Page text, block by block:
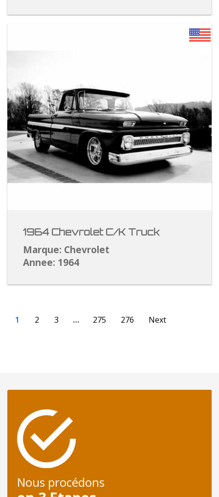
1964 Chevrolet C/K Truck
Marque: Chevrolet
Annee: 1964
1 2 3 … 275 276 Next
Nous procédons